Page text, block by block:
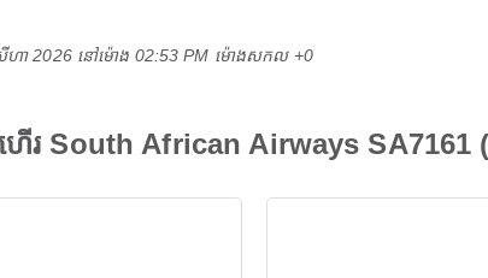
ា 2026 នៅ​ម៉ោង 02:53 PM ម៉ោង​សកល +0
ើរ South African Airways SA7161